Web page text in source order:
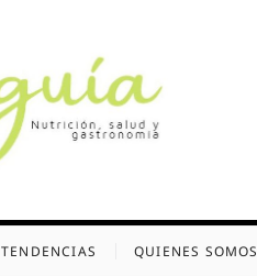
TENDENCIAS QUIENES SOMOS